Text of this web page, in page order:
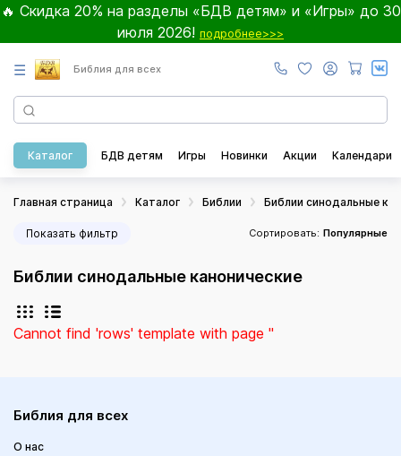
🔥 Скидка 20% на разделы «БДВ детям» и «Игры» до 30
июля 2026! подробнее>>>
☰ Библия для всех
Каталог БДВ детям Игры Новинки Акции Календари
Главная страница Каталог Библии Библии синодальные
Показать фильтр Сортировать: Популярные
Библии синодальные канонические
Cannot find 'rows' template with page ''
Библия для всех
О нас